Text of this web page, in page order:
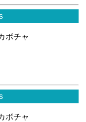
ボチャ
ボチャ